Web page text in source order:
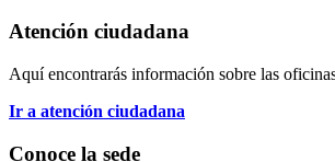
Atención ciudadana
Aquí encontrarás información sobre las
Ir a atención ciudadana
Conoce la sede